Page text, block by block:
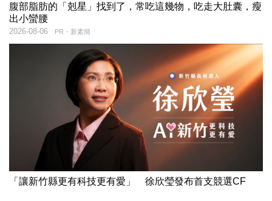
腹部脂肪的「剋星」找到了，常吃這幾物，吃走大肚囊，瘦
出小蠻腰
PR・新素簡
2026-08-06
「讓新竹縣更有科技更有愛」 徐欣瑩發布首支競選CF